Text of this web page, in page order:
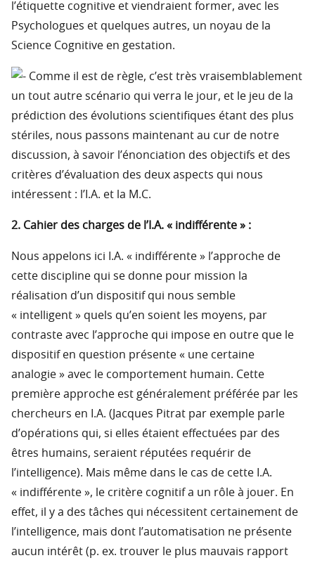
l’étiquette cognitive et viendraient former, avec les
Psychologues et quelques autres, un noyau de la
Science Cognitive en gestation.
Comme il est de règle, c’est très vraisemblablement
un tout autre scénario qui verra le jour, et le jeu de la
prédiction des évolutions scientifiques étant des plus
stériles, nous passons maintenant au cur de notre
discussion, à savoir l’énonciation des objectifs et des
critères d’évaluation des deux aspects qui nous
intéressent : l’I.A. et la M.C.
2. Cahier des charges de l’I.A. « indifférente » :
Nous appelons ici I.A. « indifférente » l’approche de
cette discipline qui se donne pour mission la
réalisation d’un dispositif qui nous semble
« intelligent » quels qu’en soient les moyens, par
contraste avec l’approche qui impose en outre que le
dispositif en question présente « une certaine
analogie » avec le comportement humain. Cette
première approche est généralement préférée par les
chercheurs en I.A. (Jacques Pitrat par exemple parle
d’opérations qui, si elles étaient effectuées par des
êtres humains, seraient réputées requérir de
l’intelligence). Mais même dans le cas de cette I.A.
« indifférente », le critère cognitif a un rôle à jouer. En
effet, il y a des tâches qui nécessitent certainement de
l’intelligence, mais dont l’automatisation ne présente
aucun intérêt (p. ex. trouver le plus mauvais rapport